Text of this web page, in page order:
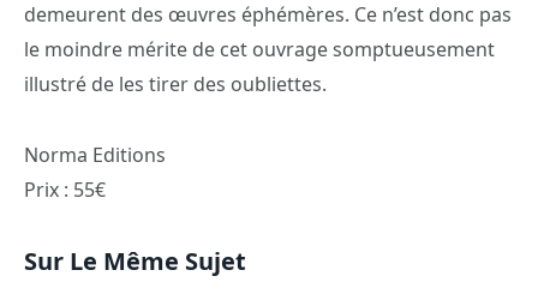
demeurent des œuvres éphémères. Ce n’est donc pas
le moindre mérite de cet ouvrage somptueusement
illustré de les tirer des oubliettes.
Norma Editions
Prix : 55€
Sur Le Même Sujet